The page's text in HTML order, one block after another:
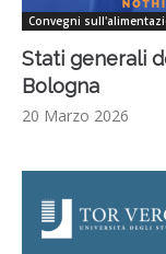
Convegni
Stati generali
Bologna
20 Marzo 2026